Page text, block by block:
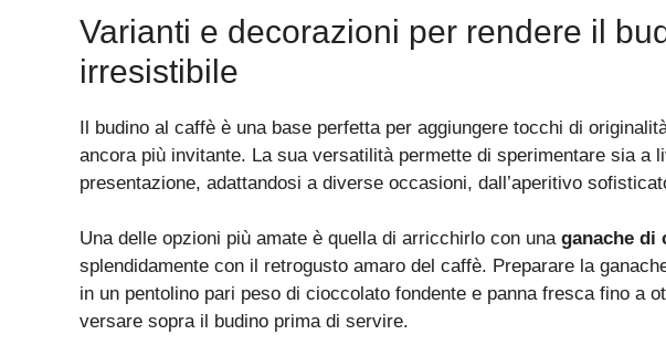
Varianti e decorazioni per rendere il
irresistibile
Il budino al caffè è una base perfetta per aggiungere tocchi di
ancora più invitante. La sua versatilità permette di sperimentare sia a
presentazione, adattandosi a diverse occasioni, dall’aperitivo
Una delle opzioni più amate è quella di arricchirlo con una ganache di
splendidamente con il retrogusto amaro del caffè. Preparare la
in un pentolino pari peso di cioccolato fondente e panna fresca fino a
versare sopra il budino prima di servire.